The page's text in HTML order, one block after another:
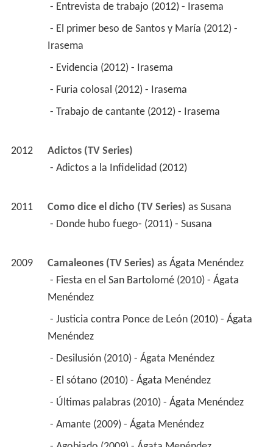
- Entrevista de trabajo (2012) - Irasema
Irasema
- Evidencia (2012) - Irasema
- Furia colosal (2012) - Irasema
- Trabajo de cantante (2012) - Irasema
2012
Adictos (TV Series)
- Adictos a la Infidelidad (2012)
2011 Como dice el dicho (TV Series) as Susana
- Donde hubo fuego- (2011) - Susana
2009 Camaleones (TV Series) as Ágata Menéndez
Menéndez
Menéndez
- Desilusión (2010) - Ágata Menéndez
- El sótano (2010) - Ágata Menéndez
- Últimas palabras (2010) - Ágata Menéndez
- Amante (2009) - Ágata Menéndez